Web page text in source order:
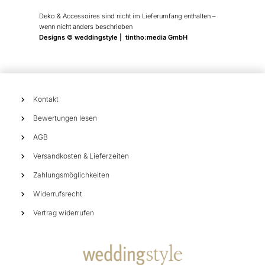
Deko & Accessoires sind nicht im Lieferumfang enthalten –
wenn nicht anders beschrieben
Designs © weddingstyle | tintho:media GmbH
Kontakt
Bewertungen lesen
AGB
Versandkosten & Lieferzeiten
Zahlungsmöglichkeiten
Widerrufsrecht
Vertrag widerrufen